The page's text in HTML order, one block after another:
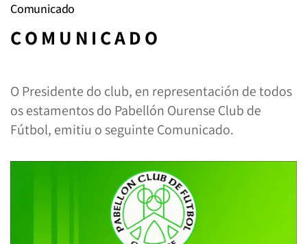
Comunicado
C O M U N I C A D O
O Presidente do club, en representación de todos
os estamentos do Pabellón Ourense Club de
Fútbol, emitiu o seguinte Comunicado.